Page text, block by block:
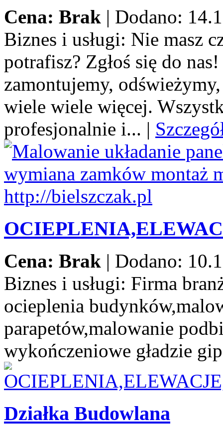
Cena: Brak | Dodano:
Biznes i usługi: Nie masz
potrafisz? Zgłoś się do
zamontujemy,
wiele wiele więcej.
profesjonalnie i... |
Cena: Brak | Dodano:
Biznes i usługi: Firma
ocieplenia
parapetów,malowanie
wykończeniowe gładzie
Działka Budowlana